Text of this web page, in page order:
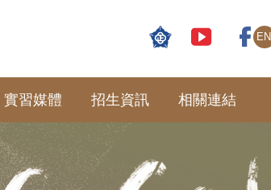
EN
實習媒體 招生資訊 相關連結